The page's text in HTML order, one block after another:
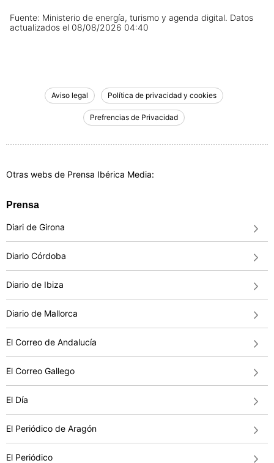
Fuente: Ministerio de energía, turismo y agenda digital. Datos
actualizados el 08/08/2026 04:40
Aviso legal Política de privacidad y cookies
Prefrencias de Privacidad
Otras webs de Prensa Ibérica Media:
Prensa
Diari de Girona
Diario Córdoba
Diario de Ibiza
Diario de Mallorca
El Correo de Andalucía
El Correo Gallego
El Día
El Periódico de Aragón
El Periódico